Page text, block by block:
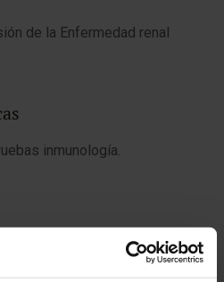
de la Enfermedad renal
inmunología.